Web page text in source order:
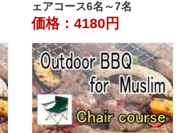
ェアコース6名～7名
価格：4180円